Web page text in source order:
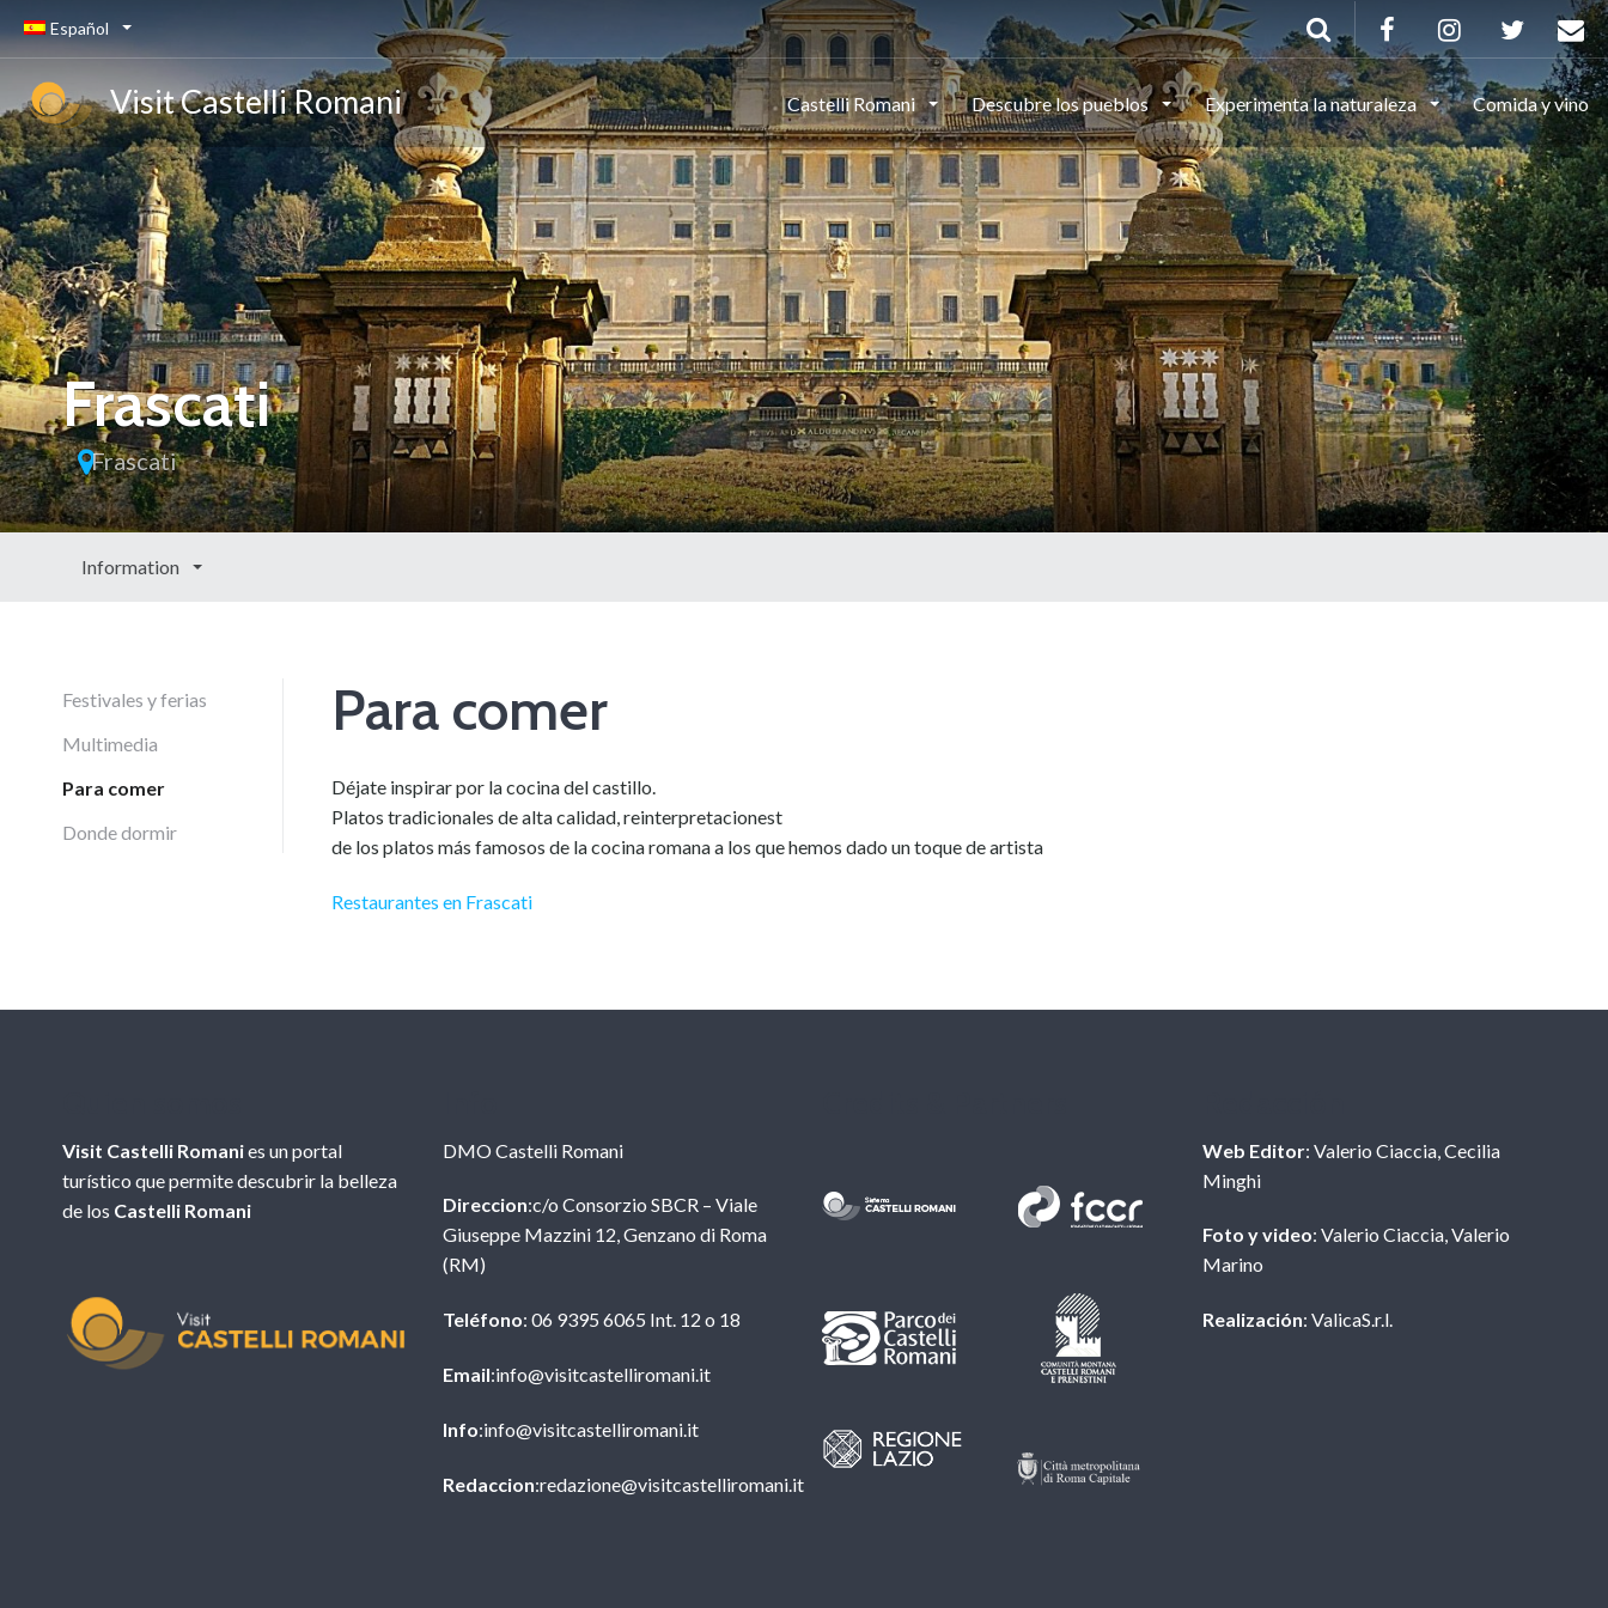
Español
Visit Castelli Romani Castelli Romani Descubre los pueblos Experimenta la naturaleza Comida y vino
Frascati
Frascati
Information
Festivales y ferias
Multimedia
Para comer
Donde dormir
Para comer
Déjate inspirar por la cocina del castillo.
Platos tradicionales de alta calidad, reinterpretacionest
de los platos más famosos de la cocina romana a los que hemos dado un toque de artista
Restaurantes en Frascati
Visit Castelli Romanies un portal
turístico que permite descubrir la belleza
de los Castelli Romani
DMO Castelli Romani
Direccion:c/o Consorzio SBCR – Viale
Giuseppe Mazzini 12, Genzano di Roma
(RM)
Teléfono: 06 9395 6065 Int. 12 o 18
Email:info@visitcastelliromani.it
Info:info@visitcastelliromani.it
Redaccion:redazione@visitcastelliromani.it
Web Editor: Valerio Ciaccia, Cecilia
Minghi
Foto y video: Valerio Ciaccia, Valerio
Marino
Realización: ValicaS.r.l.